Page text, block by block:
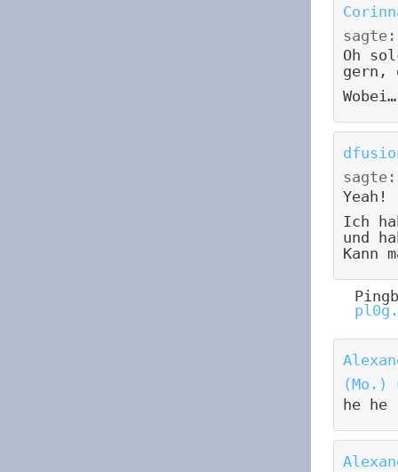
sagte:
Oh
gern,
sagte:
Yeah!
Ich
und
Kann
(Mo.)
he